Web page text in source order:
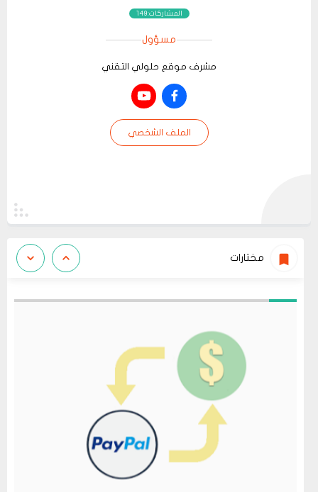
المشاركات:149
مسؤول
مشرف موقع حلولي التقني
الملف الشخصي
مختارات